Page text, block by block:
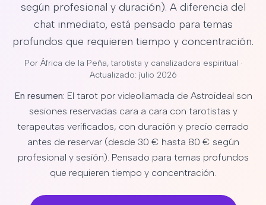
según profesional y duración). A diferencia del
chat inmediato, está pensado para temas
profundos que requieren tiempo y concentración.
Por África de la Peña, tarotista y canalizadora espiritual ·
Actualizado: julio 2026
En resumen: El tarot por videollamada de Astroideal son
sesiones reservadas cara a cara con tarotistas y
terapeutas verificados, con duración y precio cerrado
antes de reservar (desde 30 € hasta 80 € según
profesional y sesión). Pensado para temas profundos
que requieren tiempo y concentración.